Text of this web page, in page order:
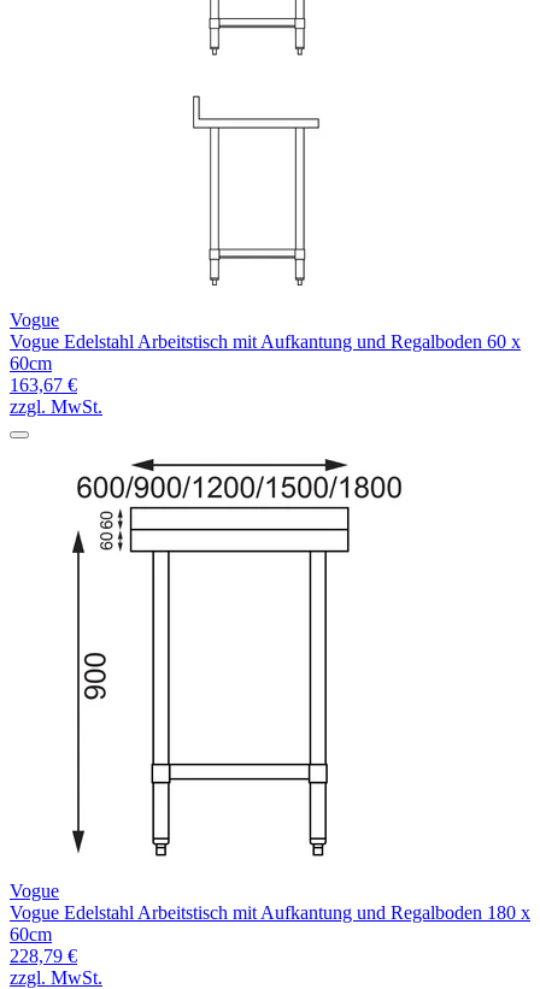
Vogue
Vogue Edelstahl Arbeitstisch mit Aufkantung und Regalboden 60 x
60cm
163,67 €
zzgl. MwSt.
Vogue
Vogue Edelstahl Arbeitstisch mit Aufkantung und Regalboden 180 x
60cm
228,79 €
zzgl. MwSt.